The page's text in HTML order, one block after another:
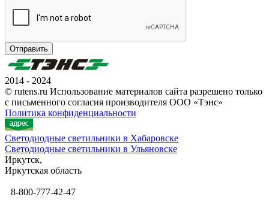
Отправить
2014 - 2024
© rutens.ru Использование материалов сайта разрешено только
с письменного согласия производителя ООО «Тэнс»
Политика конфиденциальности
Светодиодные светильники в Хабаровске
Светодиодные светильники в Ульяновске
Иркутск,
Иркутская область
8-800-777-42-47